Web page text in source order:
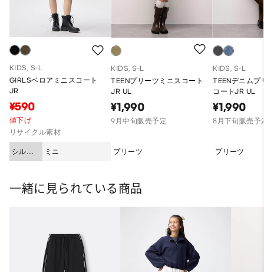
KIDS, S-L
GIRLSベロアミニスコート
JR
¥590
値下げ
リサイクル素材
シルエ
ット
ミニ
KIDS, S-L
TEENプリーツミニスコート
JR UL
¥1,990
9月中旬販売予定
プリーツ
KIDS, S-L
TEENデニムプ
コートJR UL
¥1,990
8月下旬販売予
プリーツ
一緒に見られている商品